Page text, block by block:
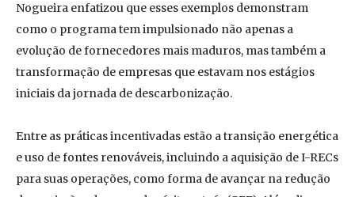
Nogueira enfatizou que esses exemplos demonstram
como o programa tem impulsionado não apenas a
evolução de fornecedores mais maduros, mas também a
transformação de empresas que estavam nos estágios
iniciais da jornada de descarbonização.
Entre as práticas incentivadas estão a transição energética
e uso de fontes renováveis, incluindo a aquisição de I-RECs
para suas operações, como forma de avançar na redução